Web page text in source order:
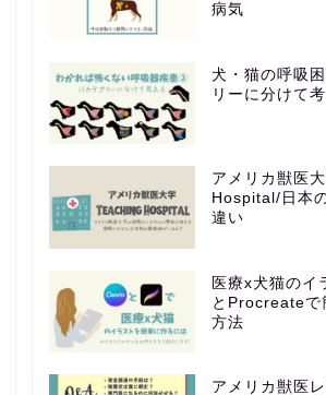
病気
犬・猫の呼吸
リーに分けて
アメリカ獣医
Hospital/日本
違い
医療x犬猫のイ
とProcreateで
方法
アメリカ獣医